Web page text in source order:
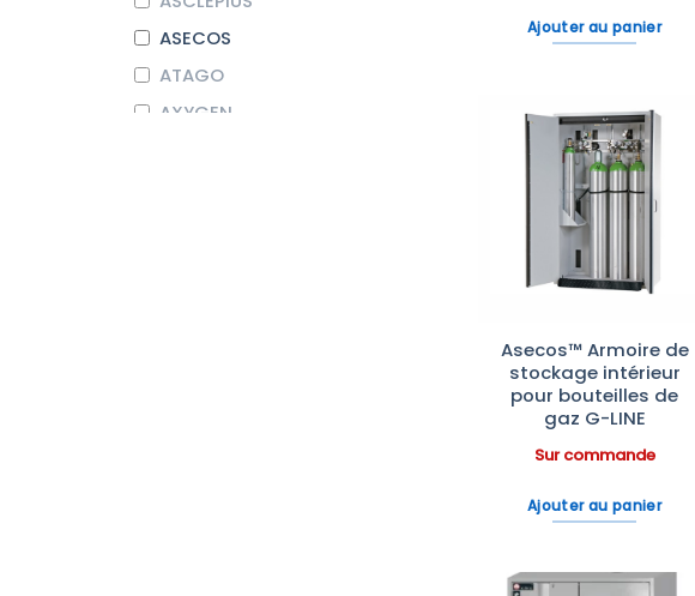
ASECOS
ATAGO
AXYGEN
Ajouter au panier
Ajouter
Asecos™ Armoire de
stockage intérieur
pour bouteilles de
gaz G-LINE
Sur commande
Ajouter au panier